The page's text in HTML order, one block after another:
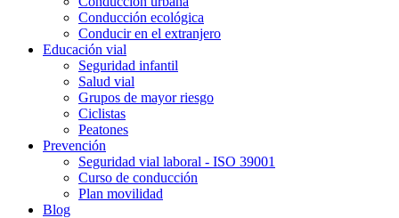
Conducción ecológica
Conducir en el extranjero
Educación vial
Seguridad infantil
Salud vial
Grupos de mayor riesgo
Ciclistas
Peatones
Prevención
Seguridad vial laboral - ISO 39001
Curso de conducción
Plan movilidad
Blog